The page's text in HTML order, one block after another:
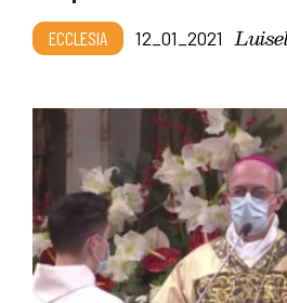
ECCLESIA 12_01_2021